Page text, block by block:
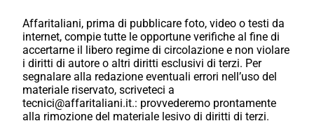
Affaritaliani, prima di pubblicare foto, video o testi da
internet, compie tutte le opportune verifiche al fine di
accertarne il libero regime di circolazione e non violare
i diritti di autore o altri diritti esclusivi di terzi. Per
segnalare alla redazione eventuali errori nell’uso del
materiale riservato, scriveteci a
tecnici@affaritaliani.it.: provvederemo prontamente
alla rimozione del materiale lesivo di diritti di terzi.